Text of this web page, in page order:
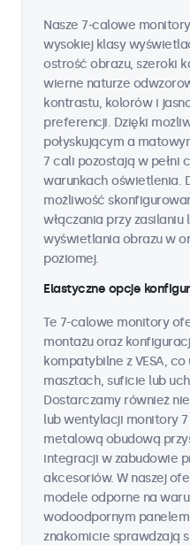
Nasze 7-calowe
wysokiej klasy
ostrość obrazu, szeroki
wierne naturze
kontrastu, kolorów i
preferencji. Dzięki
połyskującym a
7 cali pozostają w pełni
warunkach oświetlenia.
możliwość
włączania przy
wyświetlania obrazu w
poziomej.
Elastyczne opcje
Te 7-calowe monitory
montażu oraz
kompatybilne z VESA,
masztach, suficie lub
Dostarczamy również
lub wentylacji monitory
metalową obudową
integracji w zabudowie
akcesoriów. W naszej
modele odporne na
wodoodpornym
znakomicie sprawdzają